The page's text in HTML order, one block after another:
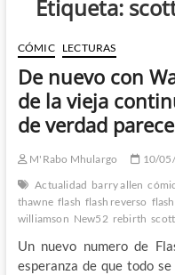
Etiqueta:
CÓMIC LECTURAS
De nuevo con
de la vieja
de verdad
M'Rabo Mhulargo 10/
Actualidad barry allen cómic
thawne flash flash reverso
williamson New52 rebirth
Un nuevo numero de
esperanza de que todo